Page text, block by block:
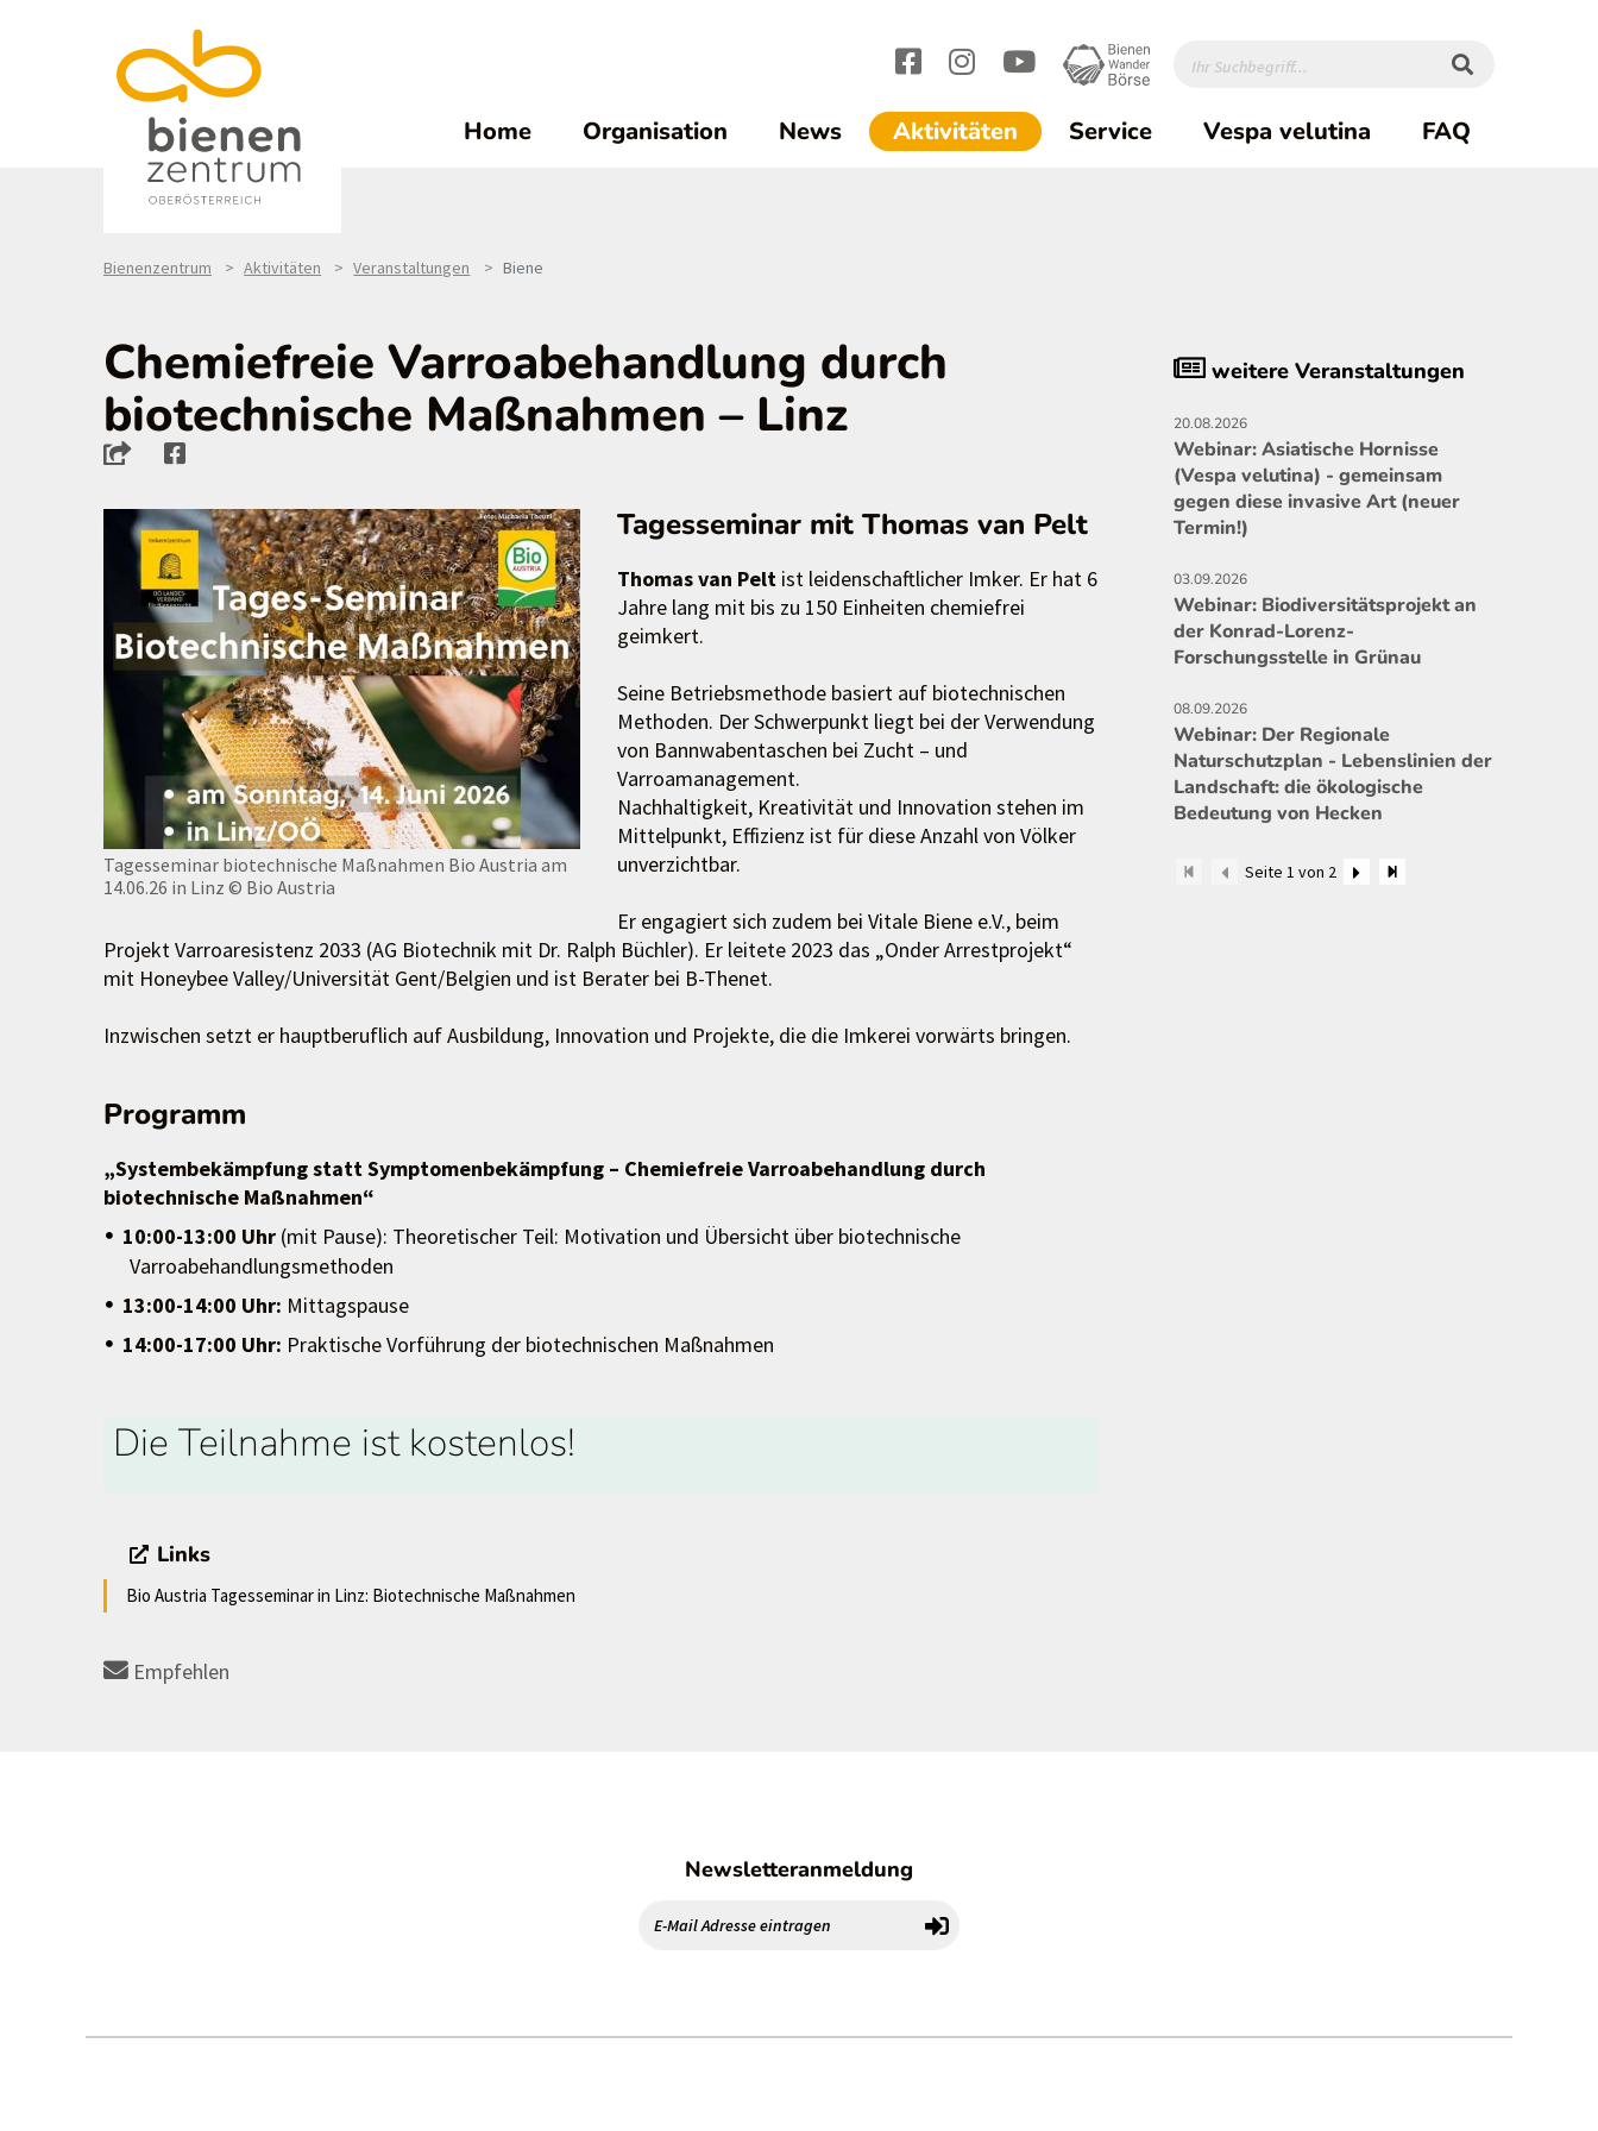
Home Organisation News Aktivitäten(current)1
Service Vespa velutina FAQ
Bienenzentrum Aktivitäten Veranstaltungen Biene
Chemiefreie Varroabehandlung durch
biotechnische Maßnahmen – Linz
Tagesseminar biotechnische Maßnahmen Bio Austria am
14.06.26 in Linz © Bio Austria
Tagesseminar mit Thomas van Pelt
Thomas van Peltist leidenschaftlicher Imker. Er hat 6
Jahre lang mit bis zu 150 Einheiten chemiefrei
geimkert.
Seine Betriebsmethode basiert auf biotechnischen
Methoden. Der Schwerpunkt liegt bei der Verwendung
von Bannwabentaschen bei Zucht – und
Varroamanagement.
Nachhaltigkeit, Kreativität und Innovation stehen im
Mittelpunkt, Effizienz ist für diese Anzahl von Völker
unverzichtbar.
Er engagiert sich zudem bei Vitale Biene e.V., beim
Projekt Varroaresistenz 2033 (AG Biotechnik mit Dr. Ralph Büchler). Er leitete 2023 das „Onder Arrestprojekt“
mit Honeybee Valley/Universität Gent/Belgien und ist Berater bei B-Thenet.
Inzwischen setzt er hauptberuflich auf Ausbildung, Innovation und Projekte, die die Imkerei vorwärts bringen.
Programm
„Systembekämpfung statt Symptomenbekämpfung – Chemiefreie Varroabehandlung durch
biotechnische Maßnahmen“
10:00-13:00 Uhr (mit Pause): Theoretischer Teil: Motivation und Übersicht über biotechnische
Varroabehandlungsmethoden
13:00-14:00 Uhr: Mittagspause
14:00-17:00 Uhr: Praktische Vorführung der biotechnischen Maßnahmen
Die Teilnahme ist kostenlos!
Links
Bio Austria Tagesseminar in Linz: Biotechnische Maßnahmen
Empfehlen
weitere Veranstaltungen
20.08.2026
Webinar: Asiatische Hornisse
(Vespa velutina) - gemeinsam
gegen diese invasive Art (neuer
Termin!)
03.09.2026
Webinar: Biodiversitätsprojekt an
der Konrad-Lorenz-
Forschungsstelle in Grünau
08.09.2026
Webinar: Der Regionale
Naturschutzplan - Lebenslinien der
Landschaft: die ökologische
Bedeutung von Hecken
Seite 1 von 2
Newsletteranmeldung